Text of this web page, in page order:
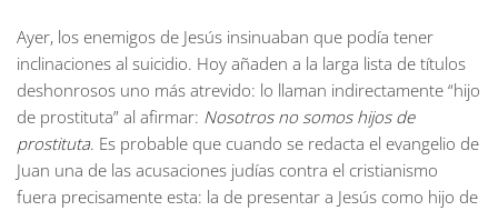
Ayer, los enemigos de Jesús insinuaban que podía tener
inclinaciones al suicidio. Hoy añaden a la larga lista de títulos
deshonrosos uno más atrevido: lo llaman indirectamente “hijo
de prostituta” al afirmar: Nosotros no somos hijos de
prostituta. Es probable que cuando se redacta el evangelio de
Juan una de las acusaciones judías contra el cristianismo
fuera precisamente esta: la de presentar a Jesús como hijo de